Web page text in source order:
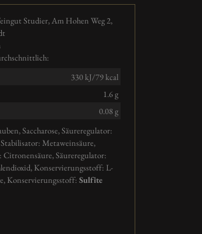
Studier, Am Hohen Weg 2,
330 kJ/79 kcal
1.6 g
0.08 g
Saccharose, Säureregulator:
Metaweinsäure,
Citronensäure, Säureregulator:
Konservierungsstoff: L-
, Konservierungsstoff: Sulfite